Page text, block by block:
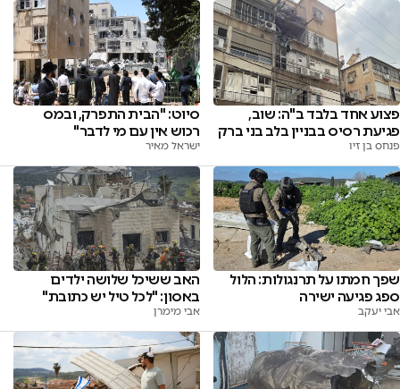
פצוע אחד בלבד ב"ה: שוב,
פגיעת רסיס בבניין בלב בני ברק
פנחס בן זיו
סיוט: "הבית התפרק, ובמס
רכוש אין עם מי לדבר"
ישראל מאיר
שפך חמתו על תרנגולות: הלול
ספג פגיעה ישירה
אבי יעקב
האב ששיכל שלושה ילדים
באסון: "לכל טיל יש כתובת"
אבי מימרן